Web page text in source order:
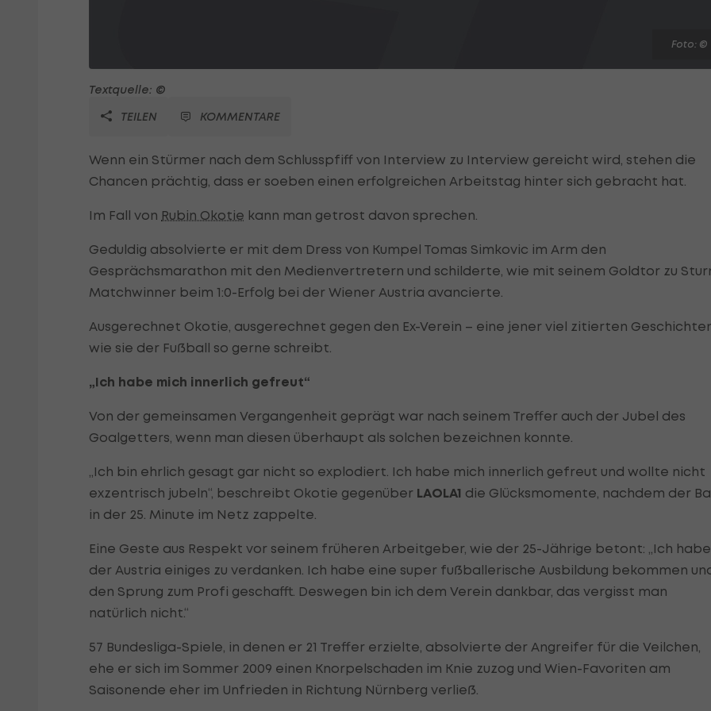
Foto: ©
Textquelle: ©
TEILEN
KOMMENTARE
Wenn ein Stürmer nach dem Schlusspfiff von Interview zu Interview gereicht wird, stehen die
Chancen prächtig, dass er soeben einen erfolgreichen Arbeitstag hinter sich gebracht hat.
Im Fall von Rubin Okotie kann man getrost davon sprechen.
Geduldig absolvierte er mit dem Dress von Kumpel Tomas Simkovic im Arm den
Gesprächsmarathon mit den Medienvertretern und schilderte, wie mit seinem Goldtor zu
Matchwinner beim 1:0-Erfolg bei der Wiener Austria avancierte.
Ausgerechnet Okotie, ausgerechnet gegen den Ex-Verein – eine jener viel zitierten
wie sie der Fußball so gerne schreibt.
„Ich habe mich innerlich gefreut“
Von der gemeinsamen Vergangenheit geprägt war nach seinem Treffer auch der Jubel des
Goalgetters, wenn man diesen überhaupt als solchen bezeichnen konnte.
„Ich bin ehrlich gesagt gar nicht so explodiert. Ich habe mich innerlich gefreut und wollte nicht
exzentrisch jubeln“, beschreibt Okotie gegenüber LAOLA1 die Glücksmomente, nachdem der
in der 25. Minute im Netz zappelte.
Eine Geste aus Respekt vor seinem früheren Arbeitgeber, wie der 25-Jährige betont: „Ich habe
der Austria einiges zu verdanken. Ich habe eine super fußballerische Ausbildung bekommen
den Sprung zum Profi geschafft. Deswegen bin ich dem Verein dankbar, das vergisst man
natürlich nicht.“
57 Bundesliga-Spiele, in denen er 21 Treffer erzielte, absolvierte der Angreifer für die Veilchen,
ehe er sich im Sommer 2009 einen Knorpelschaden im Knie zuzog und Wien-Favoriten am
Saisonende eher im Unfrieden in Richtung Nürnberg verließ.